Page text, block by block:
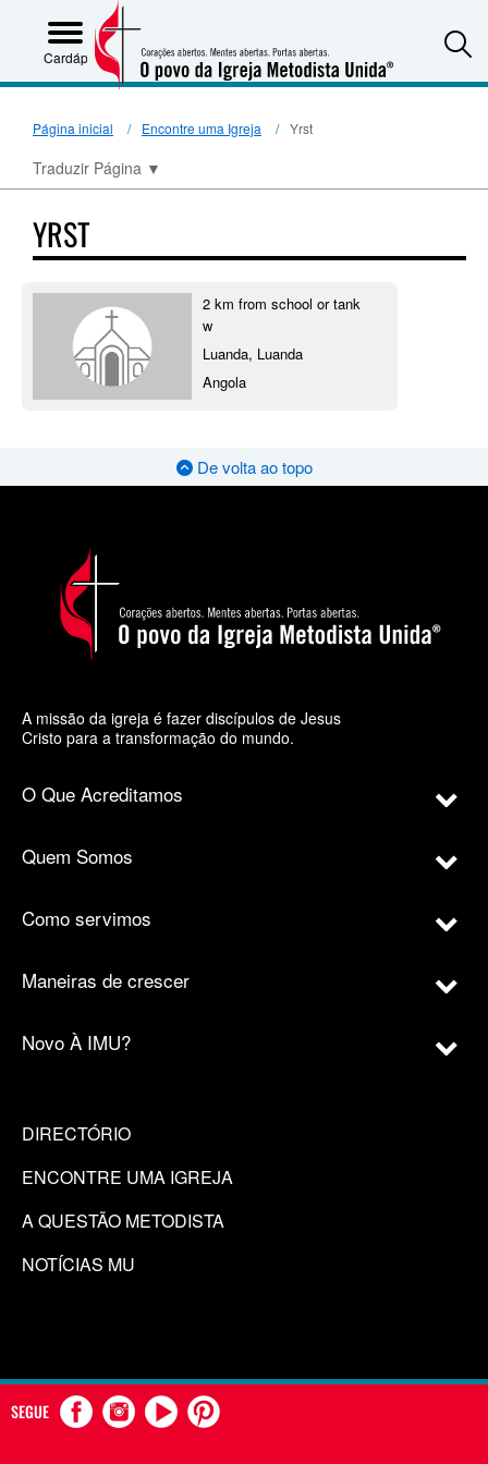
Cardápio
Página inicial Encontre uma Igreja Yrst
Traduzir Página ▼
YRST
2 km from school or tank
w
Luanda, Luanda
Angola
De volta ao topo
A missão da igreja é fazer discípulos de Jesus
Cristo para a transformação do mundo.
O Que Acreditamos
Quem Somos
Como servimos
Maneiras de crescer
Novo À IMU?
DIRECTÓRIO
ENCONTRE UMA IGREJA
A QUESTÃO METODISTA
NOTÍCIAS MU
SEGUE